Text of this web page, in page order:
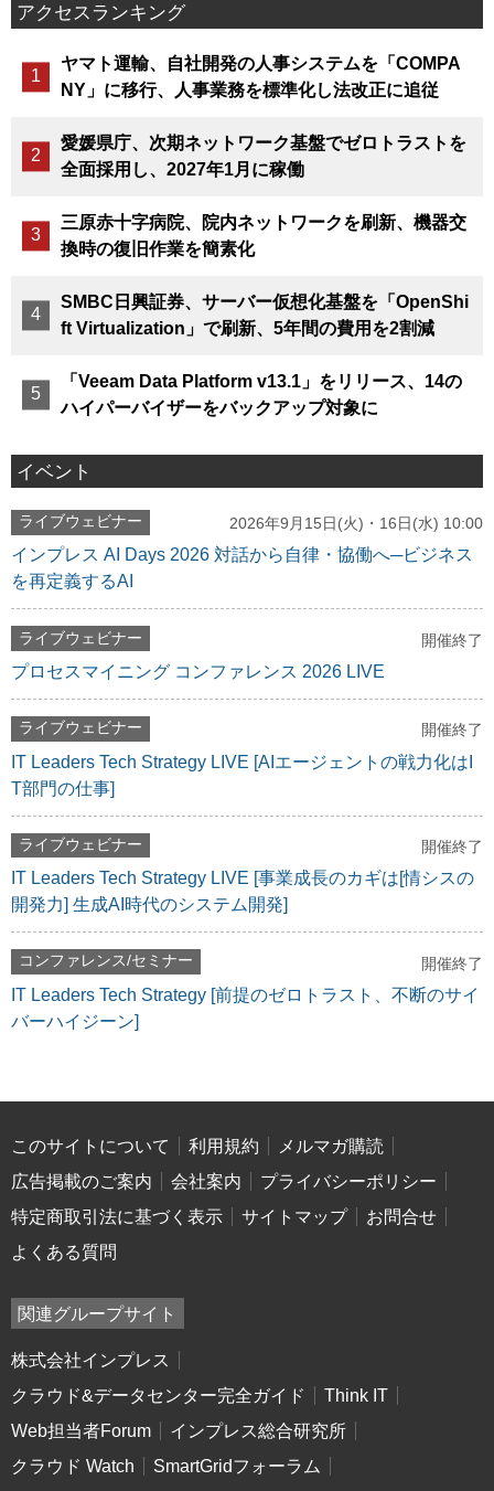
アクセスランキング
ヤマト運輸、自社開発の人事システムを「COMPA
NY」に移行、人事業務を標準化し法改正に追従
愛媛県庁、次期ネットワーク基盤でゼロトラストを
全面採用し、2027年1月に稼働
三原赤十字病院、院内ネットワークを刷新、機器交
換時の復旧作業を簡素化
SMBC日興証券、サーバー仮想化基盤を「OpenShi
ft Virtualization」で刷新、5年間の費用を2割減
「Veeam Data Platform v13.1」をリリース、14の
ハイパーバイザーをバックアップ対象に
イベント
ライブウェビナー 2026年9月15日(火)・16日(水) 10:00
インプレス AI Days 2026 対話から自律・協働へ─ビジネス
を再定義するAI
ライブウェビナー 開催終了
プロセスマイニング コンファレンス 2026 LIVE
ライブウェビナー 開催終了
IT Leaders Tech Strategy LIVE [AIエージェントの戦力化はI
T部門の仕事]
ライブウェビナー 開催終了
IT Leaders Tech Strategy LIVE [事業成長のカギは[情シスの
開発力] 生成AI時代のシステム開発]
コンファレンス/セミナー 開催終了
IT Leaders Tech Strategy [前提のゼロトラスト、不断のサイ
バーハイジーン]
このサイトについて 利用規約
メルマガ購読
広告掲載のご案内
会社案内
プライバシーポリシー
特定商取引法に基づく表示
サイトマップ
お問合せ
よくある質問
関連グループサイト
株式会社インプレス
クラウド&データセンター完全ガイド
Think IT
Web担当者Forum
インプレス総合研究所
クラウド Watch
SmartGridフォーラム